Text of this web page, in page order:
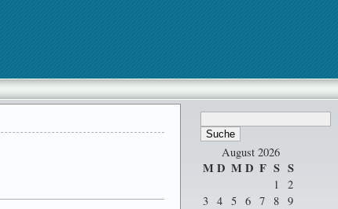
August 2026
MD MD F S S
1
2
3 4 5 6 7 8 9